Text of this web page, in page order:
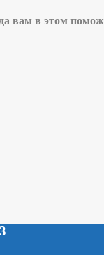
вам в этом